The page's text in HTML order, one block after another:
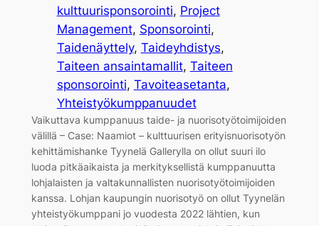
kulttuurisponsorointi, Project
Management, Sponsorointi
Taidenäyttely, Taideyhdistys
Taiteen ansaintamallit, Taiteen
sponsorointi, Tavoiteasetanta
Yhteistyökumppanuudet
Vaikuttava kumppanuus taide- ja nuorisotyötoimijoiden
välillä – Case: Naamiot – kulttuurisen erityisnuorisotyön
kehittämishanke Tyynelä Gallerylla on ollut suuri ilo
luoda pitkäaikaista ja merkityksellistä kumppanuutta
lohjalaisten ja valtakunnallisten nuorisotyötoimijoiden
kanssa. Lohjan kaupungin nuorisotyö on ollut Tyynelän
yhteistyökumppani jo vuodesta 2022 lähtien, kun